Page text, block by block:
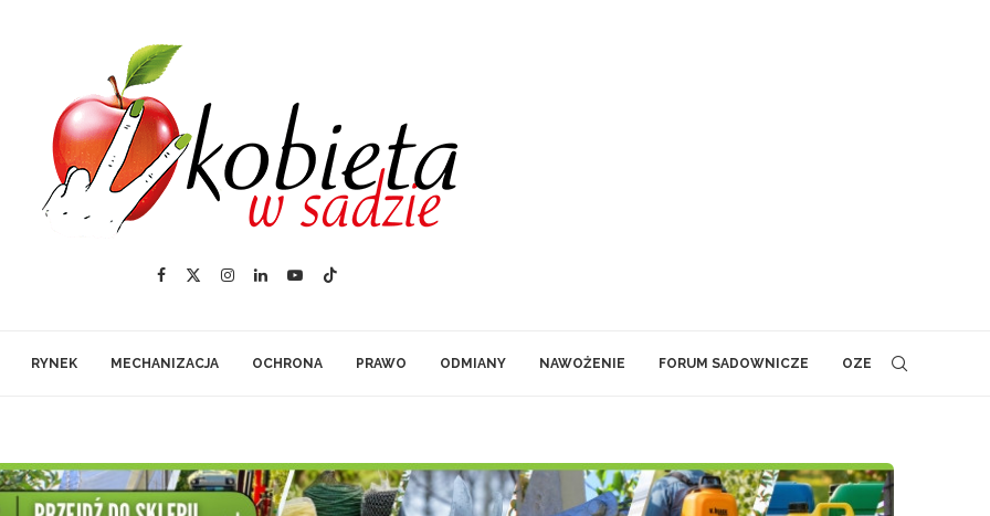
RYNEK MECHANIZACJA OCHRONA PRAWO ODMIANY NAWOŻENIE FORUM SADOWNICZE OZE